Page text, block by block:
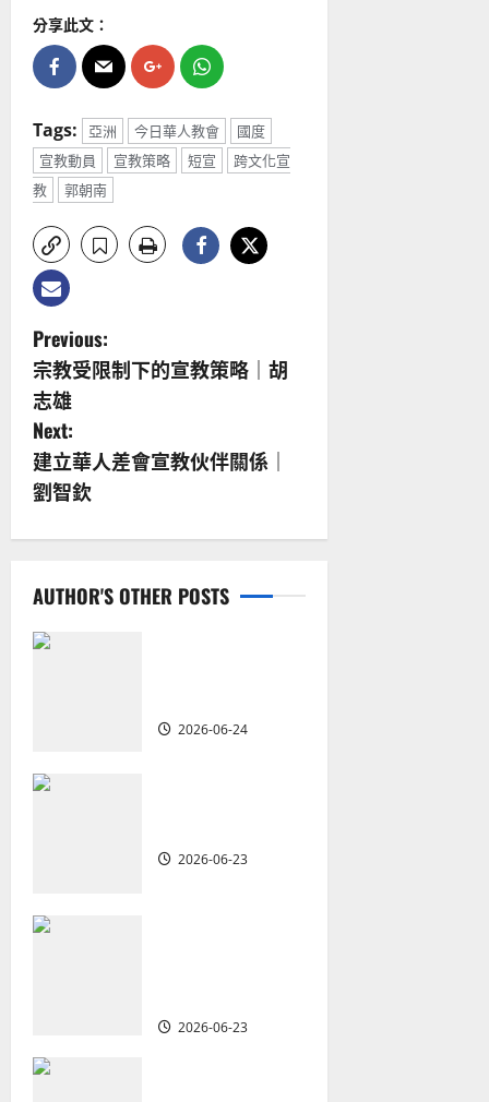
分享此文：
Tags: 亞洲 今日華人教會
國度
宣教動員
宣教策略 短宣
跨文化宣
教
郭朝南
P
o
s
t
n
v
i
t
n
Previous:
宗教受限制下的宣教策略｜胡
志雄
Next:
建立華人差會宣教伙伴關係｜
劉智欽
AUTHOR'S OTHER POSTS
2026-06-24
2026-06-23
2026-06-23